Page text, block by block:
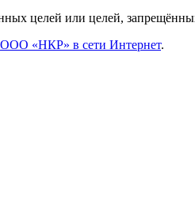
целей или целей,
ООО «НКР» в сети Интернет.